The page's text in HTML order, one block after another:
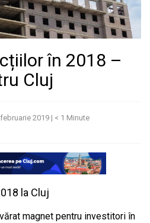
în 2018 –
Cluj
2019 | < 1 Minute
la Cluj
magnet pentru investitori în